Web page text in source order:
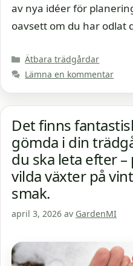
av nya idéer för
oavsett om du har odlat
Kategorier
Ätbara trädgårdar
Lämna en kommentar
Det finns
gömda i din
du ska leta efter
vilda växter på
smak.
april 3, 2026 av GardenMI